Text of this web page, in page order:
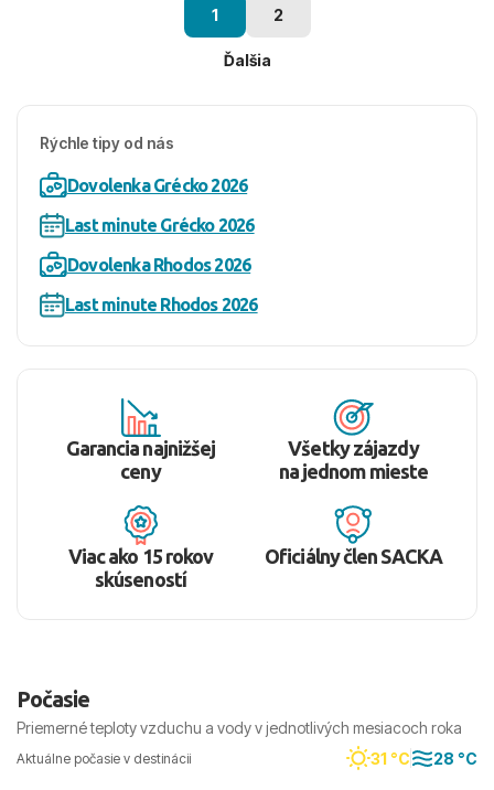
1 2
Ďalšia
Rýchle tipy od nás
Dovolenka Grécko 2026
Last minute Grécko 2026
Dovolenka Rhodos 2026
Last minute Rhodos 2026
Garancia najnižšej
ceny
Všetky zájazdy
na jednom mieste
Viac ako 15 rokov
skúseností
Oficiálny člen SACKA
Počasie
Priemerné teploty vzduchu a vody v jednotlivých mesiacoch roka
Aktuálne počasie v destinácii 31 °C 28 °C